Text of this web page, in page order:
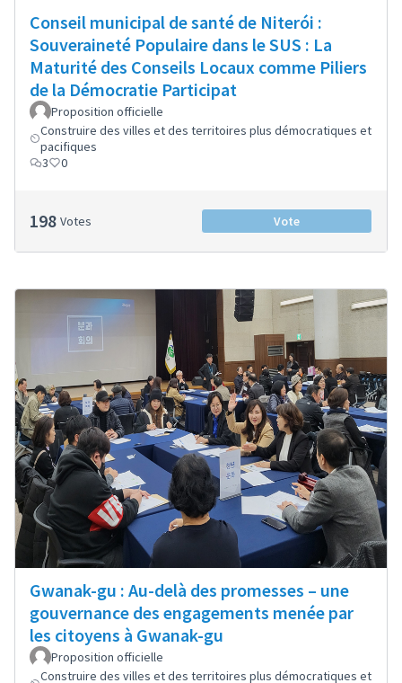
Conseil municipal de santé de Niterói :
Souveraineté Populaire dans le SUS : La
Maturité des Conseils Locaux comme Piliers
de la Démocratie Participat
Proposition officielle
Construire des villes et des territoires plus démocratiques et
pacifiques
3
0
198 Votes Vote
Gwanak-gu : Au-delà des promesses – une
gouvernance des engagements menée par
les citoyens à Gwanak-gu
Proposition officielle
Construire des villes et des territoires plus démocratiques et